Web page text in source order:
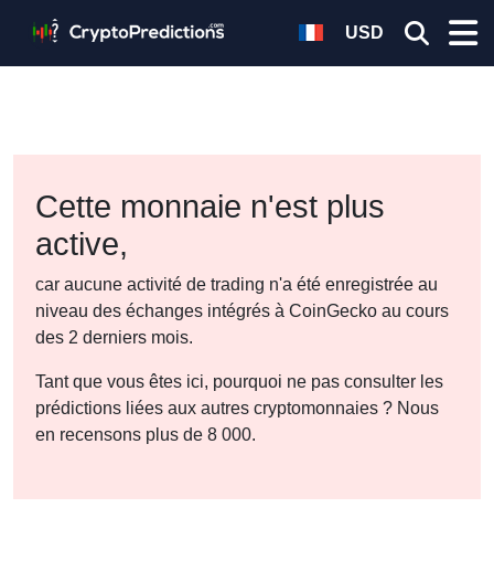
USD
Cette monnaie n'est plus
active,
car aucune activité de trading n'a été enregistrée au
niveau des échanges intégrés à CoinGecko au cours
des 2 derniers mois.
Tant que vous êtes ici, pourquoi ne pas consulter les
prédictions liées aux autres cryptomonnaies ? Nous
en recensons plus de 8 000.